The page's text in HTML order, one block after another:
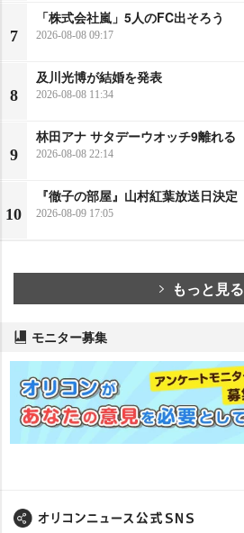
7
「株式会社嵐」5人のFC出そろう
2026-08-08 09:17
8
及川光博が結婚を発表
2026-08-08 11:34
9
林田アナ サタデーウオッチ9離れる
2026-08-08 22:14
10
『徹子の部屋』山村紅葉放送日決定
2026-08-09 17:05
もっと見る
モニター募集